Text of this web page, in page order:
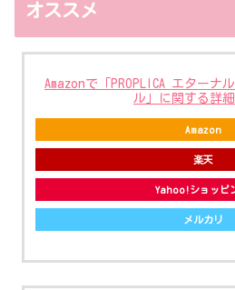
オススメ
Amazonで「PROPLICA エターナ
ル」に関する詳
Amazon
楽天
Yahoo!ショッピ
メルカリ